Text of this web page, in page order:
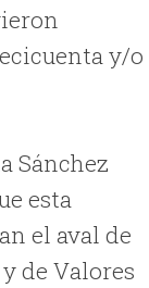
y/o
Sánchez
esta
el aval de
de Valores